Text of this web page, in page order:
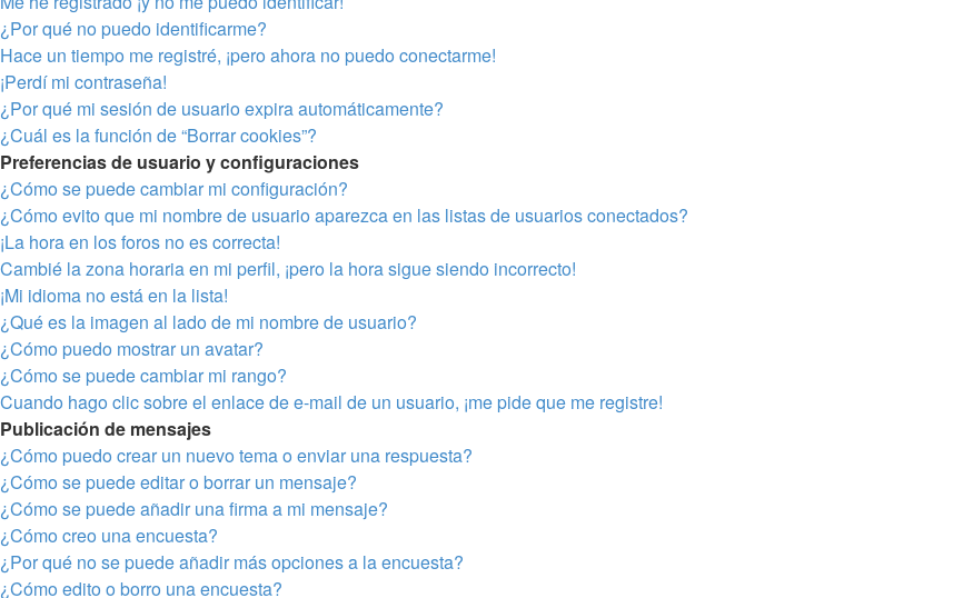
¿Por qué no puedo identificarme?
Hace un tiempo me registré, ¡pero ahora no puedo conectarme!
¡Perdí mi contraseña!
¿Por qué mi sesión de usuario expira automáticamente?
¿Cuál es la función de “Borrar cookies”?
Preferencias de usuario y configuraciones
¿Cómo se puede cambiar mi configuración?
¿Cómo evito que mi nombre de usuario aparezca en las listas de usuarios conectados?
¡La hora en los foros no es correcta!
Cambié la zona horaria en mi perfil, ¡pero la hora sigue siendo incorrecto!
¡Mi idioma no está en la lista!
¿Qué es la imagen al lado de mi nombre de usuario?
¿Cómo puedo mostrar un avatar?
¿Cómo se puede cambiar mi rango?
Cuando hago clic sobre el enlace de e-mail de un usuario, ¡me pide que me registre!
Publicación de mensajes
¿Cómo puedo crear un nuevo tema o enviar una respuesta?
¿Cómo se puede editar o borrar un mensaje?
¿Cómo se puede añadir una firma a mi mensaje?
¿Cómo creo una encuesta?
¿Por qué no se puede añadir más opciones a la encuesta?
¿Cómo edito o borro una encuesta?